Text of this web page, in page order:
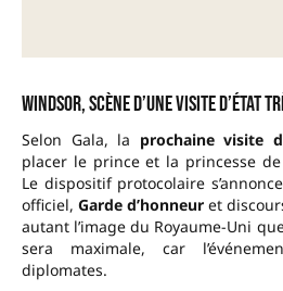
Windsor, scène d’une visite d’État
Selon Gala, la prochaine visite
placer le prince et la princesse
Le dispositif protocolaire
officiel, Garde d’honneur et
autant l’image du Royaume-Uni
sera maximale, car
diplomates.